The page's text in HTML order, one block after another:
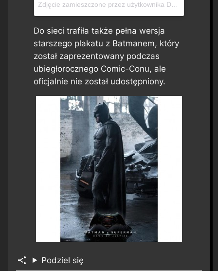
Zdjęcie zamieszczone przez użytkownika DC Cinematic Universe (@dc_cinematic_universe)
Do sieci trafiła także pełna wersja
starszego plakatu z Batmanem, który
został zaprezentowany podczas
ubiegłorocznego Comic-Conu, ale
oficjalnie nie został udostępniony.
Podziel się